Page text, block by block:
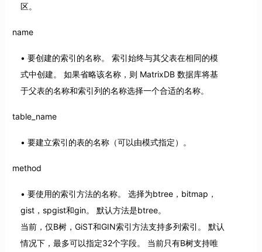
区。
name
要创建的索引的名称。 索引始终与其父表在相同的模
式中创建。 如果省略该名称，则 MatrixDB 数据库将基
于父表的名称和索引列的名称选择一个合适的名称。
table_name
要建立索引的表的名称（可以由模式指定）。
method
要使用的索引方法的名称。 选择为btree，bitmap，
gist，spgist和gin。 默认方法是btree。
当前，仅B树，GiST和GIN索引方法支持多列索引。 默认
情况下，最多可以指定32个字段。 当前只有B树支持唯